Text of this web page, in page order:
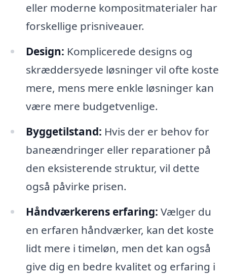
eller moderne kompositmaterialer har
forskellige prisniveauer.
Design: Komplicerede designs og
skræddersyede løsninger vil ofte koste
mere, mens mere enkle løsninger kan
være mere budgetvenlige.
Byggetilstand: Hvis der er behov for
baneændringer eller reparationer på
den eksisterende struktur, vil dette
også påvirke prisen.
Håndværkerens erfaring: Vælger du
en erfaren håndværker, kan det koste
lidt mere i timeløn, men det kan også
give dig en bedre kvalitet og erfaring i